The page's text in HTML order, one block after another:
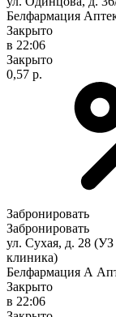
Белфармация
Закрыто
в 22:06
Закрыто
0,57 р.
Забронировать
Забронировать
ул. Сухая, д. 28 (УЗ
клиника)
Белфармация А
Закрыто
в 22:06